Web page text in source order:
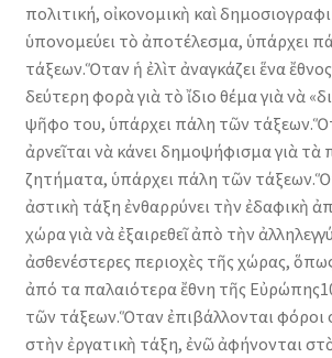
πολιτική, οἰκονομικὴ καὶ
ὑπονομεύει τὸ ἀποτέλεσμα, ὑπάρχει
τάξεων.Ὅταν ἡ ἐλὶτ ἀναγκάζει ἕνα
δεύτερη φορὰ γιὰ τὸ ἴδιο θέμα γιὰ νὰ
ψῆφο του, ὑπάρχει πάλη τῶν
ἀρνεῖται νὰ κάνει δημοψήφισμα γιὰ τὰ
ζητήματα, ὑπάρχει πάλη τῶν
ἀστικὴ τάξη ἐνθαρρύνει τὴν ἐδαφικὴ
χώρα γιὰ νὰ ἐξαιρεθεῖ ἀπὸ τὴν
ἀσθενέστερες περιοχὲς τῆς χώρας,
ἀπό τα παλαιότερα ἔθνη τῆς
τῶν τάξεων.Ὅταν ἐπιβάλλονται φόροι
στὴν ἐργατικὴ τάξη, ἐνῶ ἀφήνονται